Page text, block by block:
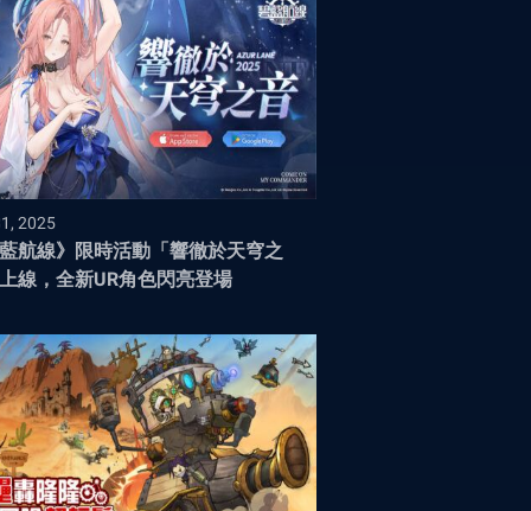
2025
藍航線》限時活動「響徹於天穹之
線，全新UR角色閃亮登場